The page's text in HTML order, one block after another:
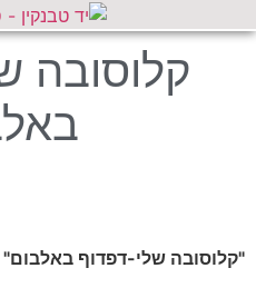
קלוסובה
"קלוסובה שלי-דפדוף באלבום"